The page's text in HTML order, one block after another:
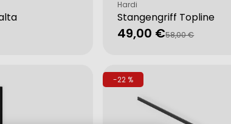
Stangengriff Topline
Verkäufer:
Hardi
Verkaufspreis
49,00 €
Regulärer58,00 €
-22 %